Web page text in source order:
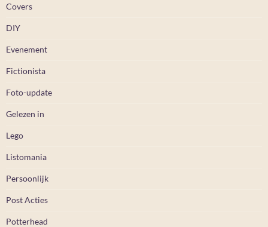
Covers
DIY
Evenement
Fictionista
Foto-update
Gelezen in
Lego
Listomania
Persoonlijk
Post Acties
Potterhead